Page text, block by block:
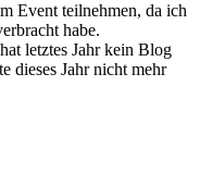
Event teilnehmen, da ich
habe.
letztes Jahr kein Blog
dieses Jahr nicht mehr